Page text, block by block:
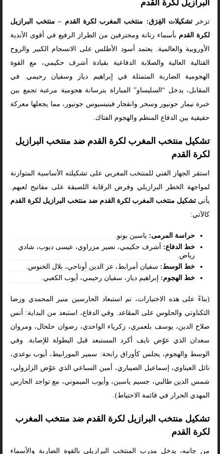
البرازيل لكرة القدم
تزخرتشكيلات الفِرَق: منتخب المغرب لكرة القدم – منتخب البرازيل
لكرة القدم بأسماء رنانة ومحترفين من الطراز الرفيع في أقوى الأندية
الأوروبية والعالمية. يعتمد أسود الأطلس على الانسجام الكبير والروح
القتالية العالية والصلابة الدفاعية بقيادة أشرف حكيمي، مع القوة
الهجومية الضاربة المتمثلة في إبراهيم دياز وسفيان رحيمي. في
المقابل، يدخل “السليساو” المباراة بترسانة هجومية مرعبة تجمع بين
خبرة نيمار جونيور وسحر وانفجار فينيسيوس جونيور، مما يجعلها معركة
حقيقية بين الدفاع المنظم والهجوم الفتاك.
تشكيل منتخب المغرب لكرة القدم ضد منتخب البرازيل
لكرة القدم
استقر الجهاز الفني للمنتخب المغربي على تشكيلته الأساسية المتوازنة
لمواجهة الخطر البرازيلي وفرض الرقابة اللصيقة على مفاتيح لعبهم.
يأتي تشكيل منتخب المغرب لكرة القدم ضد منتخب البرازيل لكرة القدم
كالآتي:
حراسة المرمى: ياسين بونو.
خط الدفاع: أشرف حكيمي، نصير مزراوي، عيسى ديوب، شادي
رياض.
خط الوسط: سفيان أمرابط، عز الدين أوناحي، بلال الخنوس.
خط الهجوم: إبراهيم دياز، سفيان رحيمي، أيوب الكعبي.
(بناءً على هذه الاختيارات، تم استبعاد الحارسين منير المحمدي ورضا
التكناوتي والجلوس على المقاعد. وفي الدفاع، استبعد من البداية: أنس
صلاح الدين، يوسف بلعمري، زكرياء الواحدي، رضوان حلحال، ومروان
سعدان الذي عوّض نايف أكرد المستبعد قبل البطولة للإصابة. وفي
الوسط والهجوم، يجلس كأوراق رابحة: سمير المورابيط، أيوب بوعدي،
نائل العيناوي، إسماعيل الصيباري، أمين السباعي الذي عوّض الزلزولي،
شمس الدين طالبي، جسيم ياسين، وأيوب الميموني، مع تواجد الحارس
المهدي الحرار في قائمة الاحتياط).
تشكيل منتخب البرازيل لكرة القدم ضد منتخب المغرب
لكرة القدم
من جانبه، يدخل مدرب المنتخب البرازيلي بالقوة الضاربة والأسماء